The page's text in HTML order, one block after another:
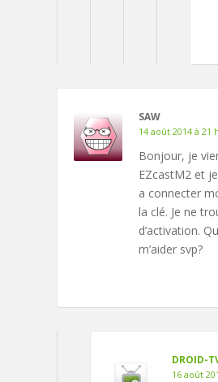
SAW
14 août 2014 à 21
Bonjour, je
EZcastM2 et
a connecter
la clé. Je ne
d’activation.
m’aider svp?
DROID-
16 août